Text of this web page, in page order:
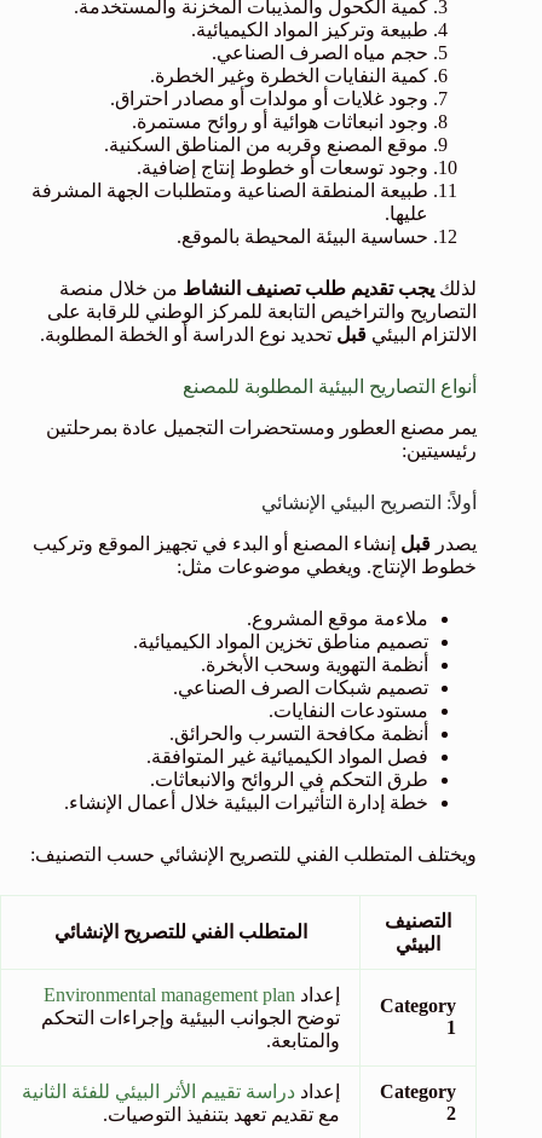
كمية الكحول والمذيبات المخزنة والمستخدمة.
طبيعة وتركيز المواد الكيميائية.
حجم مياه الصرف الصناعي.
كمية النفايات الخطرة وغير الخطرة.
وجود غلايات أو مولدات أو مصادر احتراق.
وجود انبعاثات هوائية أو روائح مستمرة.
موقع المصنع وقربه من المناطق السكنية.
وجود توسعات أو خطوط إنتاج إضافية.
طبيعة المنطقة الصناعية ومتطلبات الجهة المشرفة
عليها.
حساسية البيئة المحيطة بالموقع.
لذلك يجب تقديم طلب تصنيف النشاط من خلال منصة
التصاريح والتراخيص التابعة للمركز الوطني للرقابة على
الالتزام البيئي قبل تحديد نوع الدراسة أو الخطة المطلوبة.
أنواع التصاريح البيئية المطلوبة للمصنع
يمر مصنع العطور ومستحضرات التجميل عادة بمرحلتين
رئيسيتين:
أولاً: التصريح البيئي الإنشائي
يصدر قبل إنشاء المصنع أو البدء في تجهيز الموقع وتركيب
خطوط الإنتاج. ويغطي موضوعات مثل:
ملاءمة موقع المشروع.
تصميم مناطق تخزين المواد الكيميائية.
أنظمة التهوية وسحب الأبخرة.
تصميم شبكات الصرف الصناعي.
مستودعات النفايات.
أنظمة مكافحة التسرب والحرائق.
فصل المواد الكيميائية غير المتوافقة.
طرق التحكم في الروائح والانبعاثات.
خطة إدارة التأثيرات البيئية خلال أعمال الإنشاء.
ويختلف المتطلب الفني للتصريح الإنشائي حسب التصنيف:
التصنيف
البيئي
المتطلب الفني للتصريح الإنشائي
Category
1
إعداد Environmental management plan
توضح الجوانب البيئية وإجراءات التحكم
والمتابعة.
Category
2
إعداد دراسة تقييم الأثر البيئي للفئة الثانية
مع تقديم تعهد بتنفيذ التوصيات.